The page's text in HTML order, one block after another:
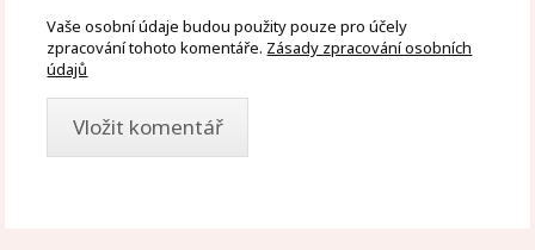
Vaše osobní údaje budou použity pouze pro účely
zpracování tohoto komentáře. Zásady zpracování osobních
údajů